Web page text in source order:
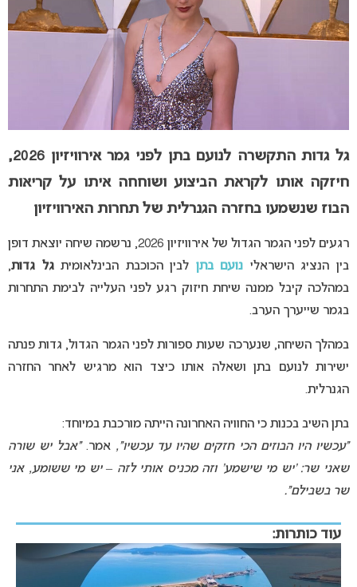
גל גדות התקשרה לנועם בתן לפני גמר אירוויזיון 2026,
חיזקה אותו לקראת הביצוע ושוחחה איתו על קריאות
הבוז שנשמעו בחזרה הגנרלית של תחרות האירוויזיון
רגעים לפני הגמר הגדול שלאירוויזיון 2026
, נרשמה שיחה יוצאת דופן
בין הנציג הישראלי נועם בתן לבין הכוכבת הבינלאומיתגל גדות,
במהלכה קיבל ממנה שיחת חיזוק רגע לפני העלייה לבימת התחרות
בגמר שייערך הערב.
במהלך השיחה, שנערכה שעות ספורות לפני הגמר הגדול, גדות פנתה
ישירות לנועם בתן ושאלה אותו כיצד הוא מרגיש לאחר החזרה
הגנרלית.
בתן השיב בכנות כי החוויה האחרונה הייתה מורכבת במיוחד:
“עכשיו היו הבוזים הכי חזקים שהיו עד עכשיו”, אמר. “אבל יש שורה
שאני שר: ‘יש מי שישמע’ וזה מכניס אותי לזה – יש מי ששומע, אני
שר בשבילם”.
עוד כותרות: